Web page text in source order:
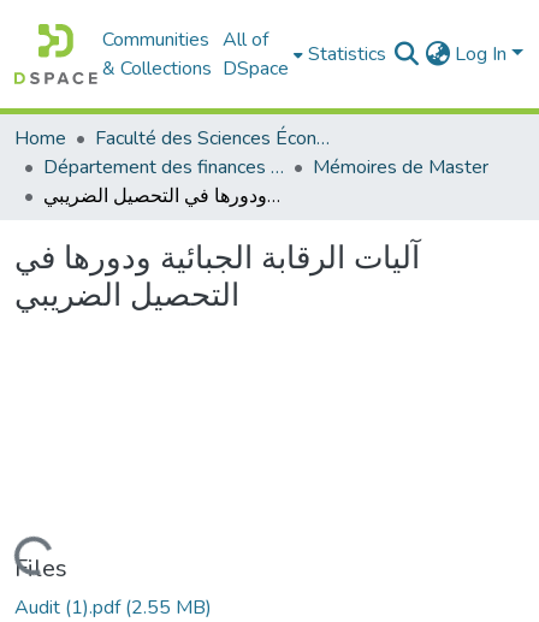
Communities
& Collections
All of
DSpace
Statistics Log In
Home
Faculté des Sciences Économiques Commerciales et des Sciences de Gestion
Département des finances et de comptabilité
Mémoires de Master
آليات الرقابة الجبائية ودورها في التحصيل الضريبي
آليات الرقابة الجبائية ودورها في
التحصيل الضريبي
Loading...
Files
Audit (1).pdf(2.55 MB)